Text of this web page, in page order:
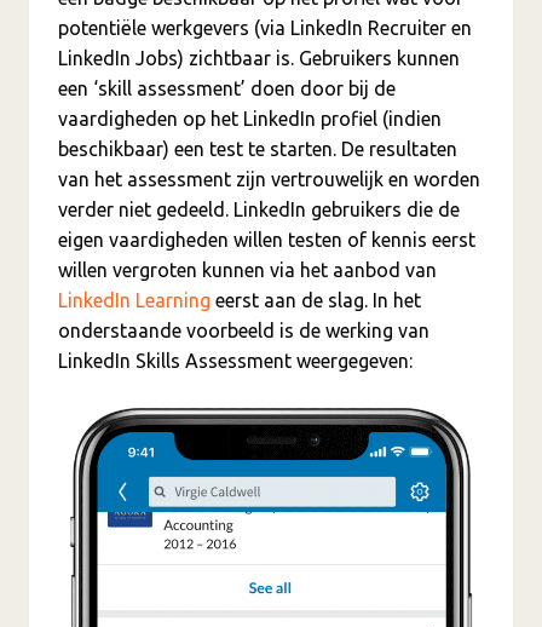
potentiële werkgevers (via LinkedIn Recruiter en
LinkedIn Jobs) zichtbaar is. Gebruikers kunnen
een ‘skill assessment’ doen door bij de
vaardigheden op het LinkedIn profiel (indien
beschikbaar) een test te starten. De resultaten
van het assessment zijn vertrouwelijk en worden
verder niet gedeeld. LinkedIn gebruikers die de
eigen vaardigheden willen testen of kennis eerst
willen vergroten kunnen via het aanbod van
LinkedIn Learning eerst aan de slag. In het
onderstaande voorbeeld is de werking van
LinkedIn Skills Assessment weergegeven: